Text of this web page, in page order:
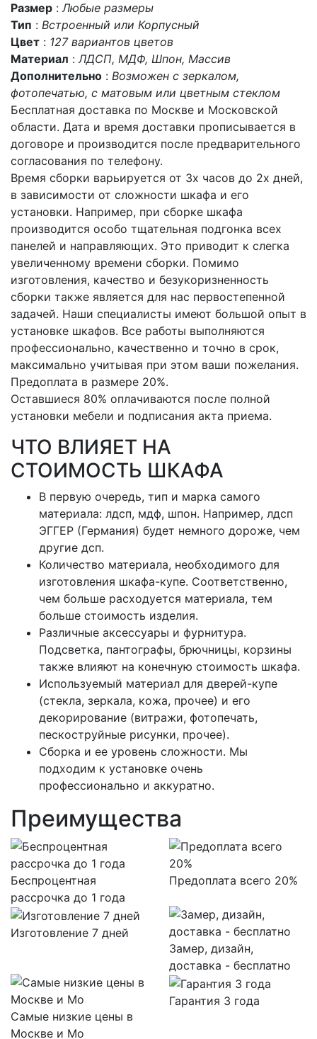
Размер :Любые размеры
Тип : Встроенный или Корпусный
Цвет : 127 вариантов цветов
Материал :ЛДСП, МДФ, Шпон, Массив
Дополнительно : Возможен с зеркалом,
фотопечатью, с матовым или цветным стеклом
Бесплатная доставка по Москве и Московской
области. Дата и время доставки прописывается в
договоре и производится после предварительного
согласования по телефону.
Время сборки варьируется от 3х часов до 2х дней,
в зависимости от сложности шкафа и его
установки. Например, при сборке шкафа
производится особо тщательная подгонка всех
панелей и направляющих. Это приводит к слегка
увеличенному времени сборки. Помимо
изготовления, качество и безукоризненность
сборки также является для нас первостепенной
задачей. Наши специалисты имеют большой опыт в
установке шкафов. Все работы выполняются
профессионально, качественно и точно в срок,
максимально учитывая при этом ваши пожелания.
Предоплата в размере 20%.
Оставшиеся 80% оплачиваются после полной
установки мебели и подписания акта приема.
ЧТО ВЛИЯЕТ НА
СТОИМОСТЬ ШКАФА
В первую очередь, тип и марка самого
материала: лдсп, мдф, шпон. Например, лдсп
ЭГГЕР (Германия) будет немного дороже, чем
другие дсп.
Количество материала, необходимого для
изготовления шкафа-купе. Соответственно,
чем больше расходуется материала, тем
больше стоимость изделия.
Различные аксессуары и фурнитура.
Подсветка, пантографы, брючницы, корзины
также влияют на конечную стоимость шкафа.
Используемый материал для дверей-купе
(стекла, зеркала, кожа, прочее) и его
декорирование (витражи, фотопечать,
пескоструйные рисунки, прочее).
Сборка и ее уровень сложности. Мы
подходим к установке очень
профессионально и аккуратно.
Преимущества
Беспроцентная
рассрочка до 1 года
Предоплата всего 20%
Изготовление 7 дней
Замер, дизайн,
доставка - бесплатно
Самые низкие цены в
Москве и Мо
Гарантия 3 года